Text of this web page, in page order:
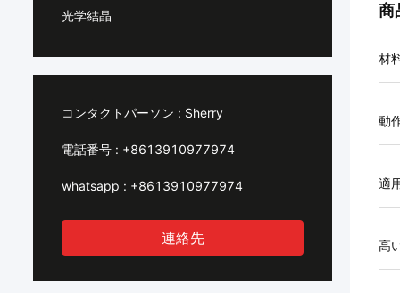
光学結晶
コンタクトパーソン : Sherry
電話番号 : +8613910977974
whatsapp : +8613910977974
連絡先
商
材
動
適
高